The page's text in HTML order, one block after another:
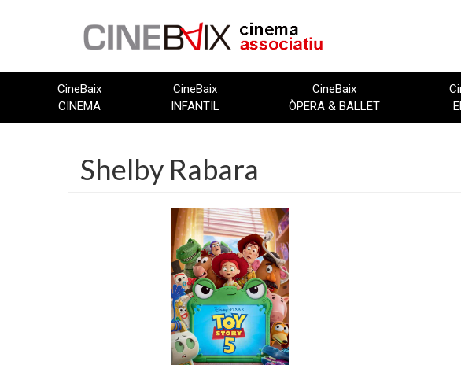
CineBaix
CINEMA
CineBaix
INFANTIL
CineBaix
ÒPERA & BALLET
Shelby Rabara